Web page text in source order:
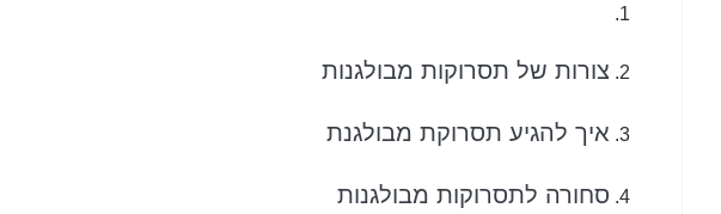
צורות של תסרוקות מבולגנות
איך להגיע תסרוקת מבולגנת
סחורה לתסרוקות מבולגנות